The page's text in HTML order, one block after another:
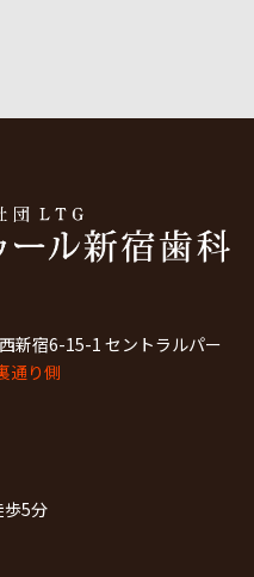
新宿6-15-1 セントラルパー
通り側
歩5分